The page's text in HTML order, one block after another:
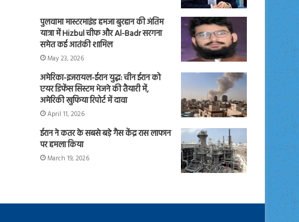
पुलवामा मास्टरमाइंड हमजा बुरहान की अंतिम
यात्रा में Hizbul चीफ और Al-Badr सरगना
समेत कई आतंकी शामिल
May 23, 2026
अमेरिका-इजरायल-ईरान युद्ध: चीन ईरान को
एयर डिफेंस सिस्टम भेजने की तैयारी में,
अमेरिकी खुफिया रिपोर्ट में दावा
April 11, 2026
ईरान ने कतर के सबसे बड़े गैस केंद्र रास लाफान
पर हमला किया
March 19, 2026